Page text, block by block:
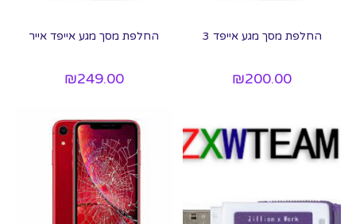
החלפת מסך מגע אייפד 3
₪200.00
החלפת מסך מגע אייפד אייר
₪249.00